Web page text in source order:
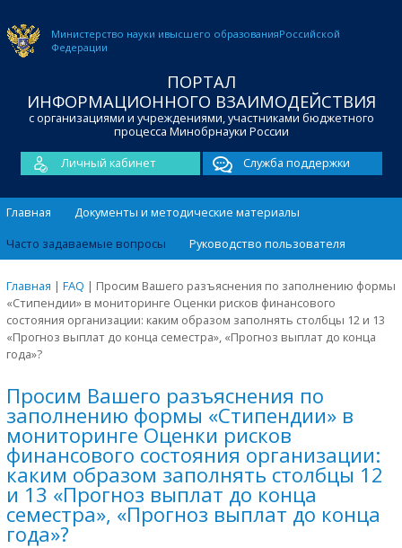
Министерство науки ивысшего образованияРоссийской
Федерации
ПОРТАЛ
ИНФОРМАЦИОННОГО ВЗАИМОДЕЙСТВИЯ
с организациями и учреждениями, участниками бюджетного
процесса Минобрнауки России
Личный кабинет
Служба поддержки
Главная
Документы и методические материалы
Часто задаваемые вопросы
Руководство пользователя
Главная | FAQ | Просим Вашего разъяснения по заполнению формы
«Стипендии» в мониторинге Оценки рисков финансового
состояния организации: каким образом заполнять столбцы 12 и 13
«Прогноз выплат до конца семестра», «Прогноз выплат до конца
года»?
Просим Вашего разъяснения по
заполнению формы «Стипендии» в
мониторинге Оценки рисков
финансового состояния организации:
каким образом заполнять столбцы 12
и 13 «Прогноз выплат до конца
семестра», «Прогноз выплат до конца
года»?